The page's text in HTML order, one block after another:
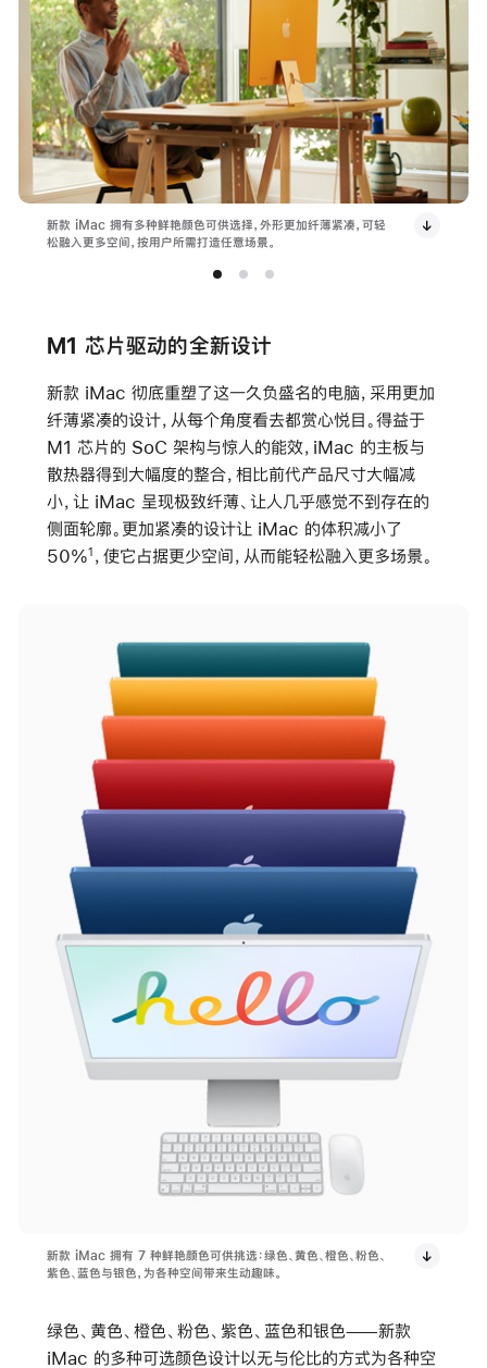
新款 iMac 拥有多种鲜艳颜色可供选择，外形更加纤薄紧凑，可轻
松融入更多空间，按用户所需打造任意场景。
M1 芯片驱动的全新设计
新款 iMac 彻底重塑了这一久负盛名的电脑，采用更加
纤薄紧凑的设计，从每个角度看去都赏心悦目。得益于
M1 芯片的 SoC 架构与惊人的能效，iMac 的主板与
散热器得到大幅度的整合，相比前代产品尺寸大幅减
小，让 iMac 呈现极致纤薄、让人几乎感觉不到存在的
侧面轮廓。更加紧凑的设计让 iMac 的体积减小了
50%1 ，使它占据更少空间，从而能轻松融入更多场景。
新款 iMac 拥有 7 种鲜艳颜色可供挑选：绿色、黄色、橙色、粉色、
紫色、蓝色与银色，为各种空间带来生动趣味。
绿色、黄色、橙色、粉色、紫色、蓝色和银色——新款
iMac 的多种可选颜色设计以无与伦比的方式为各种空